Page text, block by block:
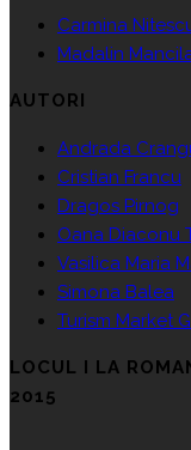
Carmina
Madalin
AUTORI
Andrada
Cristian Francu
Dragos Pirnog
Oana Diaconu
Vasilica Maria
Simona Balea
Turism Market
LOCUL I LA
2015